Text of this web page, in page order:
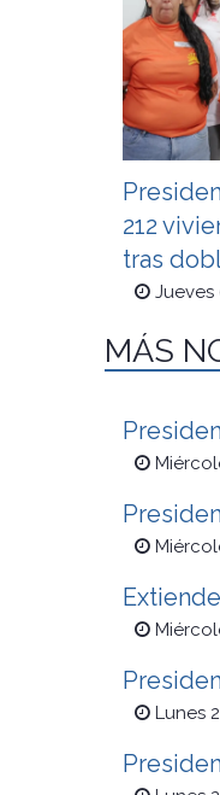
212
tras
MÁS
Lunes